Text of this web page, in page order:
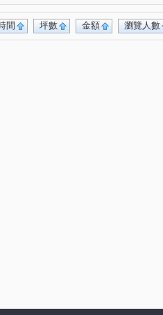
自立一街(1)
五路
(2) 龍江路(1)
瀏覽人數
金額
坪數
間